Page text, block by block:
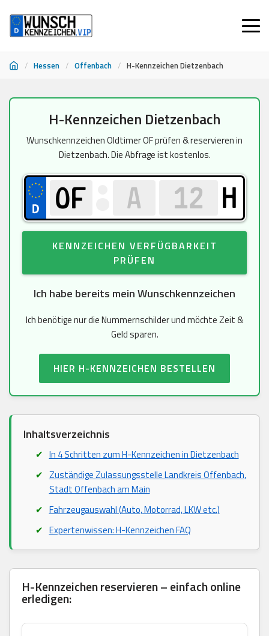
/ Hessen / Offenbach / H-Kennzeichen Dietzenbach
springen
H-Kennzeichen Dietzenbach
Wunschkennzeichen Oldtimer OF prüfen & reservieren in
Dietzenbach. Die Abfrage ist kostenlos.
H
KENNZEICHEN VERFÜGBARKEIT
PRÜFEN
Ich habe bereits mein Wunschkennzeichen
Ich benötige nur die Nummernschilder und möchte Zeit &
Geld sparen.
HIER H-KENNZEICHEN BESTELLEN
Inhaltsverzeichnis
In 4 Schritten zum H-Kennzeichen in Dietzenbach
Zuständige Zulassungsstelle Landkreis Offenbach,
Stadt Offenbach am Main
Fahrzeugauswahl (Auto, Motorrad, LKW etc.)
Expertenwissen: H-Kennzeichen FAQ
H-Kennzeichen reservieren – einfach online
erledigen: